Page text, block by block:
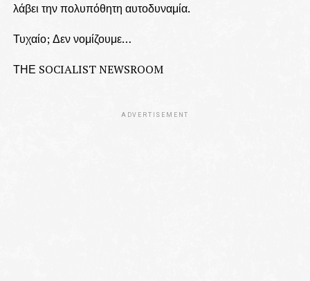
λάβει την πολυπόθητη αυτοδυναμία.
Τυχαίο; Δεν νομίζουμε…
ΤΗΕ SOCIALIST NEWSROOM
ADVERTISEMENT